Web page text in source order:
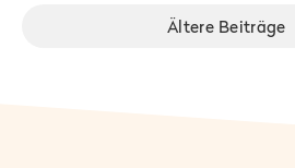
Ältere Beiträge